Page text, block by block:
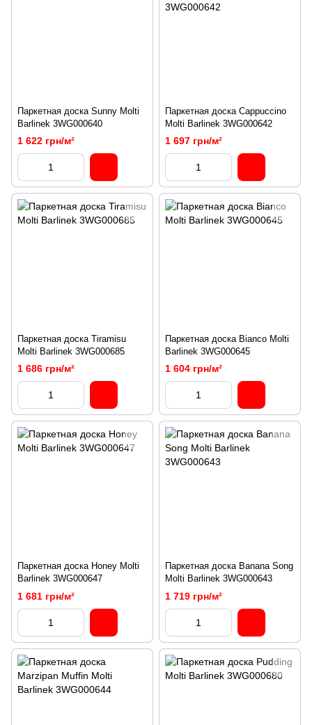
Паркетная доска Sunny Molti
Barlinek 3WG000640
1 622 грн/м²
Паркетная доска Cappuccino
Molti Barlinek 3WG000642
1 697 грн/м²
Паркетная доска Tiramisu
Molti Barlinek 3WG000685
1 686 грн/м²
Паркетная доска Bianco Molti
Barlinek 3WG000645
1 604 грн/м²
Паркетная доска Honey Molti
Barlinek 3WG000647
1 681 грн/м²
Паркетная доска Banana Song
Molti Barlinek 3WG000643
1 719 грн/м²